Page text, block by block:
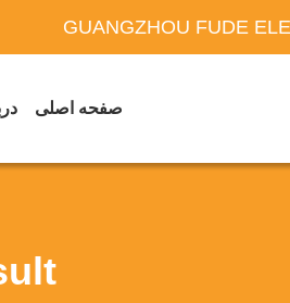
GUANGZHOU FUDE
صفحه اصلی